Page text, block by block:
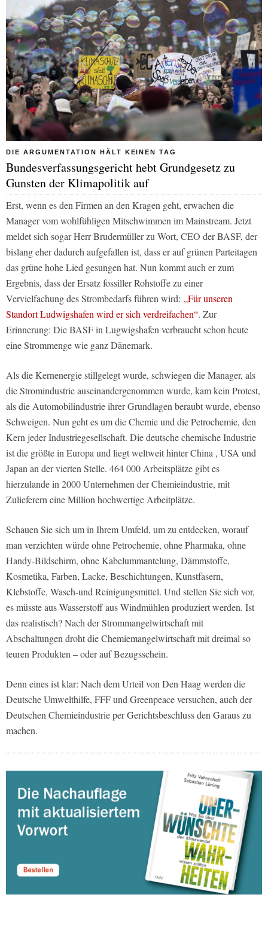
DIE ARGUMENTATION HÄLT KEINEN TAG
Bundesverfassungsgericht hebt Grundgesetz zu
Gunsten der Klimapolitik auf
Erst, wenn es den Firmen an den Kragen geht, erwachen die
Manager vom wohlfühligen Mitschwimmen im Mainstream. Jetzt
meldet sich sogar Herr Brudermüller zu Wort, CEO der BASF, der
bislang eher dadurch aufgefallen ist, dass er auf grünen Parteitagen
das grüne hohe Lied gesungen hat. Nun kommt auch er zum
Ergebnis, dass der Ersatz fossiller Rohstoffe zu einer
Vervielfachung des Strombedarfs führen wird: „Für unseren
Standort Ludwigshafen wird er sich verdreifachen“. Zur
Erinnerung: Die BASF in Lugwigshafen verbraucht schon heute
eine Strommenge wie ganz Dänemark.
Als die Kernenergie stillgelegt wurde, schwiegen die Manager, als
die Stromindustrie auseinandergenommen wurde, kam kein Protest,
als die Automobilindustrie ihrer Grundlagen beraubt wurde, ebenso
Schweigen. Nun geht es um die Chemie und die Petrochemie, den
Kern jeder Industriegesellschaft. Die deutsche chemische Industrie
ist die größte in Europa und liegt weltweit hinter China , USA und
Japan an der vierten Stelle. 464 000 Arbeitsplätze gibt es
hierzulande in 2000 Unternehmen der Chemieindustrie, mit
Zulieferern eine Million hochwertige Arbeitplätze.
Schauen Sie sich um in Ihrem Umfeld, um zu entdecken, worauf
man verzichten würde ohne Petrochemie, ohne Pharmaka, ohne
Handy-Bildschirm, ohne Kabelummantelung, Dämmstoffe,
Kosmetika, Farben, Lacke, Beschichtungen, Kunstfasern,
Klebstoffe, Wasch-und Reinigungsmittel. Und stellen Sie sich vor,
es müsste aus Wasserstoff aus Windmühlen produziert werden. Ist
das realistisch? Nach der Strommangelwirtschaft mit
Abschaltungen droht die Chemiemangelwirtschaft mit dreimal so
teuren Produkten – oder auf Bezugsschein.
Denn eines ist klar: Nach dem Urteil von Den Haag werden die
Deutsche Umwelthilfe, FFF und Greenpeace versuchen, auch der
Deutschen Chemieindustrie per Gerichtsbeschluss den Garaus zu
machen.